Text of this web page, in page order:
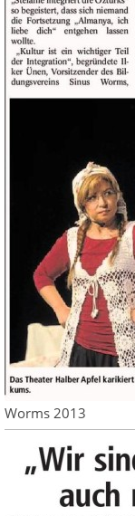
Worms 2013